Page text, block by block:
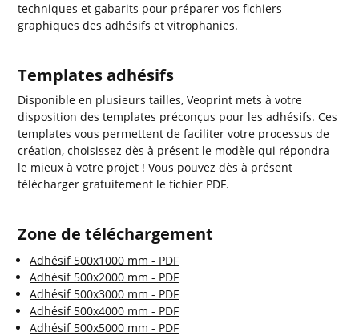
techniques et gabarits pour préparer vos fichiers
graphiques des adhésifs et vitrophanies.
Templates adhésifs
Disponible en plusieurs tailles, Veoprint mets à votre
disposition des templates préconçus pour les adhésifs. Ces
templates vous permettent de faciliter votre processus de
création, choisissez dès à présent le modèle qui répondra
le mieux à votre projet ! Vous pouvez dès à présent
télécharger gratuitement le fichier PDF.
Zone de téléchargement
Adhésif 500x1000 mm - PDF
Adhésif 500x2000 mm - PDF
Adhésif 500x3000 mm - PDF
Adhésif 500x4000 mm - PDF
Adhésif 500x5000 mm - PDF